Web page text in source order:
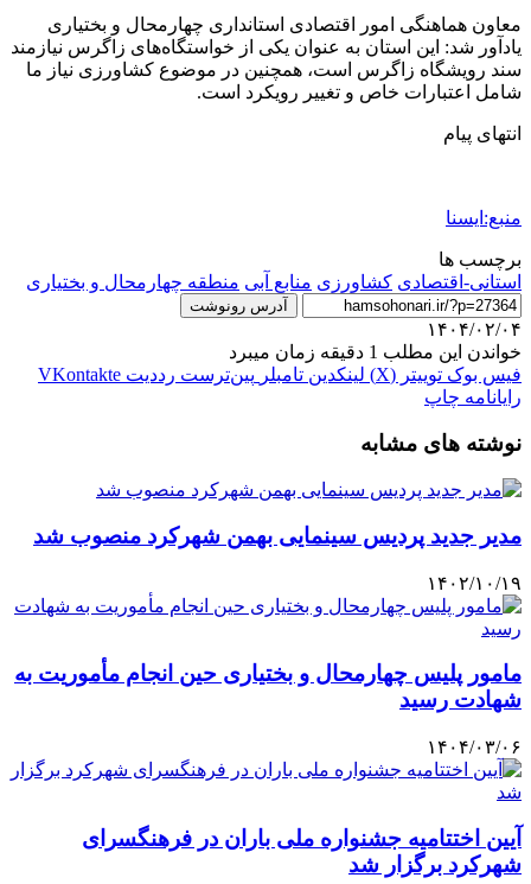
معاون هماهنگی امور اقتصادی استانداری چهارمحال و بختیاری
یادآور شد: این استان به عنوان یکی از خواستگاه‌های زاگرس نیازمند
سند رویشگاه زاگرس است، همچنین در موضوع کشاورزی نیاز ما
شامل اعتبارات خاص و تغییر رویکرد است.
انتهای پیام
منبع:ایسنا
برچسب ها
استانی-اقتصادی کشاورزی منابع آبی منطقه چهارمحال و بختیاری
آدرس رونوشت
۱۴۰۴/۰۲/۰۴
خواندن این مطلب 1 دقیقه زمان میبرد
فیس بوک توییتر (X) لینکدین ‫تامبلر ‫پین‌ترست ‫رددیت ‫VKontakte
رایانامه چاپ
نوشته های مشابه
مدیر جدید پردیس سینمایی بهمن شهرکرد منصوب شد
۱۴۰۲/۱۰/۱۹
مامور پلیس چهارمحال و بختیاری حین انجام مأموریت به
شهادت رسید
۱۴۰۴/۰۳/۰۶
آیین اختتامیه جشنواره ملی باران در فرهنگسرای
شهرکرد برگزار شد